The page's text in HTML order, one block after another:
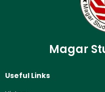
Magar
Useful Links